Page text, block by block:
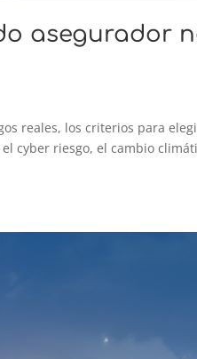
asegurador
reales, los criterios para
cyber riesgo, el cambio